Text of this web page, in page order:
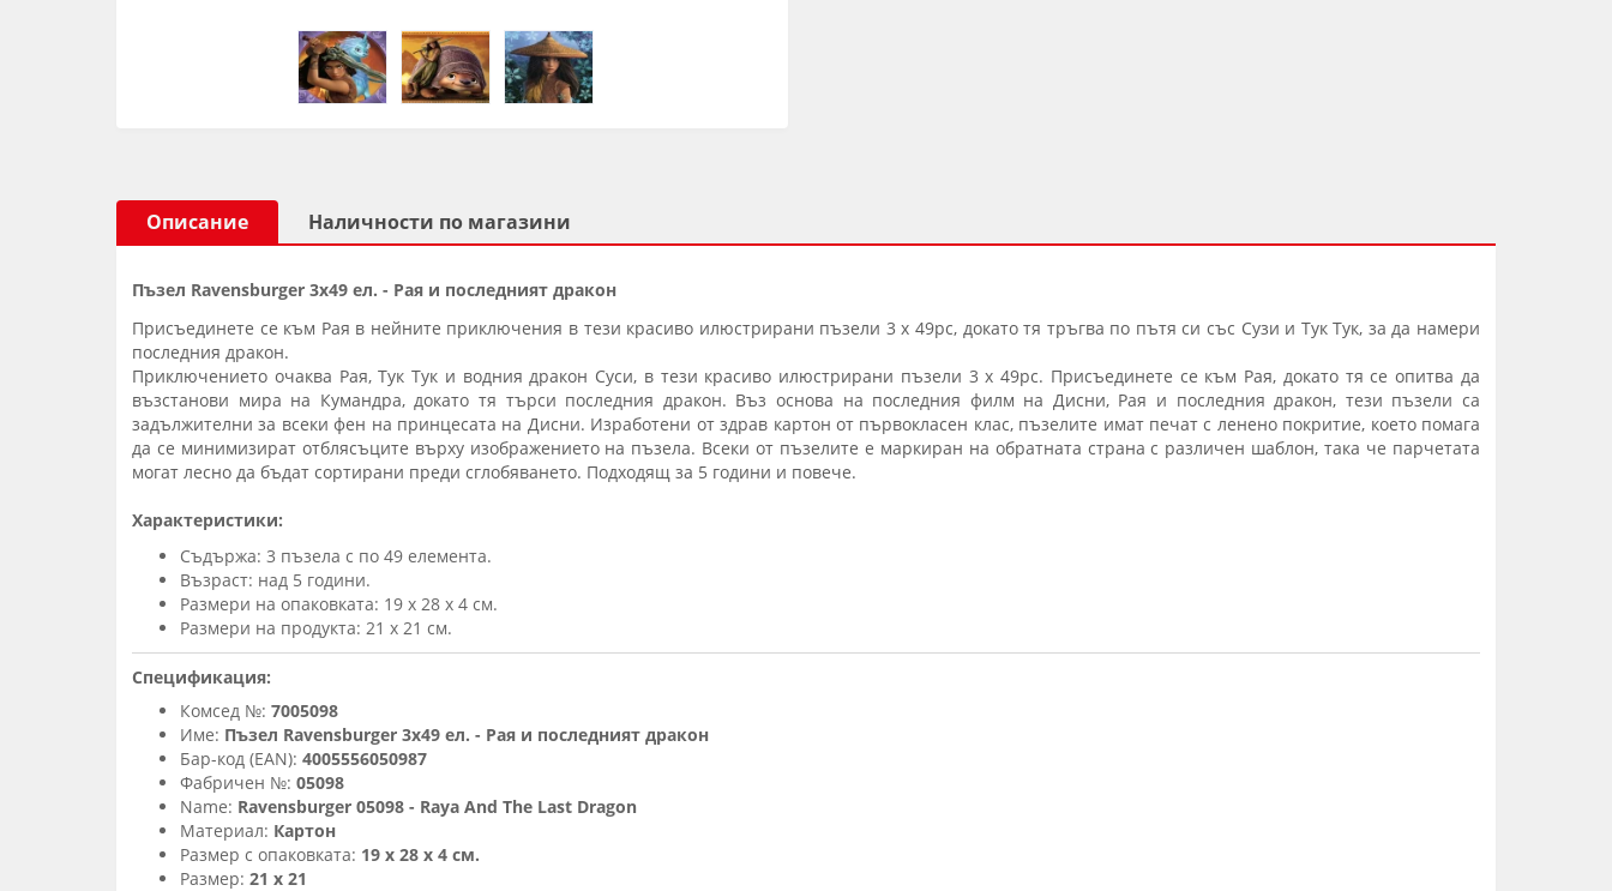
Описание Наличности по магазини
Пъзел Ravensburger 3х49 ел. - Рая и последният дракон
Присъединете се към Рая в нейните приключения в тези красиво илюстрирани пъзели 3 x 49pc, докато тя тръгва по пътя си със Сузи и Тук Тук, за да намери
последния дракон.
Приключението очаква Рая, Тук Тук и водния дракон Суси, в тези красиво илюстрирани пъзели 3 x 49pc. Присъединете се към Рая, докато тя се опитва да
възстанови мира на Кумандра, докато тя търси последния дракон. Въз основа на последния филм на Дисни, Рая и последния дракон, тези пъзели са
задължителни за всеки фен на принцесата на Дисни. Изработени от здрав картон от първокласен клас, пъзелите имат печат с ленено покритие, което помага
да се минимизират отблясъците върху изображението на пъзела. Всеки от пъзелите е маркиран на обратната страна с различен шаблон, така че парчетата
могат лесно да бъдат сортирани преди сглобяването. Подходящ за 5 години и повече.
Характеристики:
Съдържа: 3 пъзела с по 49 елемента.
Възраст: над 5 години.
Размери на опаковката: 19 x 28 x 4 см.
Размери на продукта: 21 x 21 см.
Спецификация:
Комсед №: 7005098
Име: Пъзел Ravensburger 3x49 ел. - Рая и последният дракон
Бар-код (EAN): 4005556050987
Фабричен №: 05098
Name: Ravensburger 05098 - Raya And The Last Dragon
Материал: Картон
Размер с опаковката: 19 x 28 x 4 см.
Размер: 21 x 21